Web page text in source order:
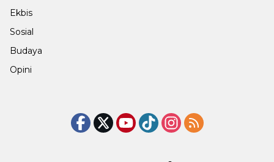
Ekbis
Sosial
Budaya
Opini